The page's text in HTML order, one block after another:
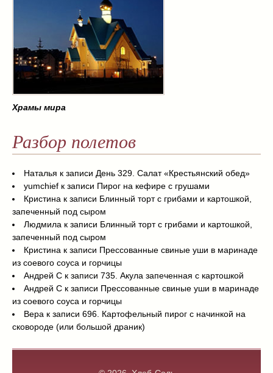
Храмы мира
Разбор полетов
Наталья к записи День 329. Салат «Крестьянский обед»
yumchief к записи Пирог на кефире с грушами
Кристина к записи Блинный торт с грибами и картошкой,
запеченный под сыром
Людмила к записи Блинный торт с грибами и картошкой,
запеченный под сыром
Кристина к записи Прессованные свиные уши в маринаде
из соевого соуса и горчицы
Андрей С к записи 735. Акула запеченная с картошкой
Андрей С к записи Прессованные свиные уши в маринаде
из соевого соуса и горчицы
Вера к записи 696. Картофельный пирог с начинкой на
сковороде (или большой драник)